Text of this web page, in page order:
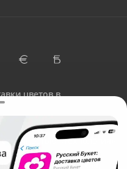
цветов в
«Технология»
ул. Ипподромская,